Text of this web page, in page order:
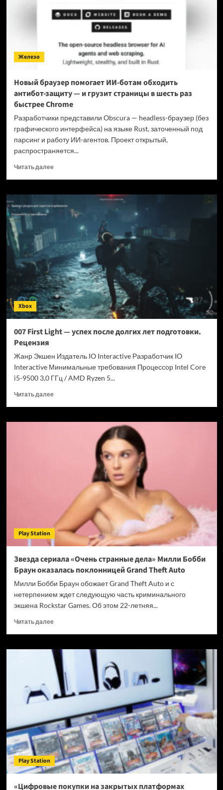
инструмент,
который
на
токены
раз
Железо
Новый браузер помогает ИИ-ботам обходить
антибот-защиту — и грузит страницы в шесть раз
быстрее Chrome
Разработчики представили Obscura — headless-браузер (без
графического интерфейса) на языке Rust, заточенный под
парсинг и работу ИИ-агентов. Проект открытый,
распространяется...
Читать далееПрочитать
Новый
браузер
помогает
ботам
обходить
антибот-
защиту
—
и
грузит
страницы
в
шесть
быстрее
Xbox
007 First Light — успех после долгих лет подготовки.
Рецензия
Жанр Экшен Издатель IO Interactive Разработчик IO
Interactive Минимальные требования Процессор Intel Core
i5-9500 3,0 ГГц / AMD Ryzen 5...
Читать далееПрочитать
007
подготовки.
Рецензия
Play Station
Звезда сериала «Очень странные дела» Милли Бобби
Браун оказалась поклонницей Grand Theft Auto
Милли Бобби Браун обожает Grand Theft Auto и с
нетерпением ждет следующую часть криминального
экшена Rockstar Games. Об этом 22-летняя...
Читать далееПрочитать
Звезда
сериала
«Очень
странные
дела»
Милли
Браун
оказалась
поклонницей
Grand
Theft
Auto
Play Station
«Цифровые покупки на закрытых платформах